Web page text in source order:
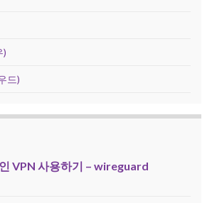
)
드)
VPN 사용하기 – wireguard